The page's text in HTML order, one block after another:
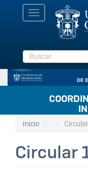
Toggle
navigation
Buscar
Inicio
Circular